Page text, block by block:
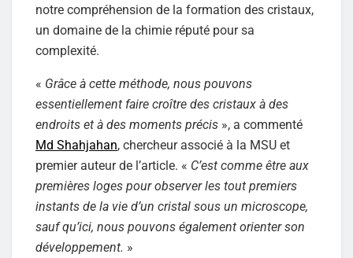
notre compréhension de la formation des cristaux,
un domaine de la chimie réputé pour sa
complexité.
« Grâce à cette méthode, nous pouvons
essentiellement faire croître des cristaux à des
endroits et à des moments précis », a commenté
Md Shahjahan, chercheur associé à la MSU et
premier auteur de l’article. « C’est comme être aux
premières loges pour observer les tout premiers
instants de la vie d’un cristal sous un microscope,
sauf qu’ici, nous pouvons également orienter son
développement. »